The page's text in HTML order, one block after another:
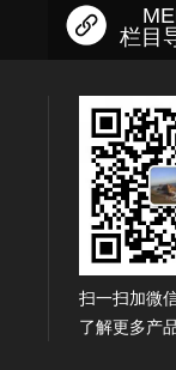
栏目
扫一扫加微
了解更多产